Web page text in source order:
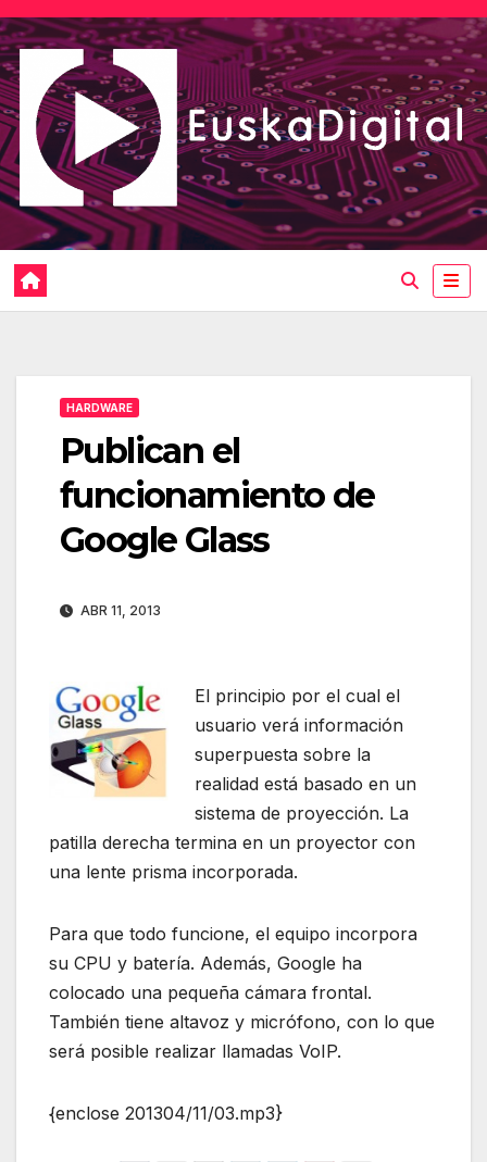
Saltar
al
contenido
HARDWARE
Publican el
funcionamiento de
Google Glass
ABR 11, 2013
El principio por el cual el
usuario verá información
superpuesta sobre la
realidad está basado en un
sistema de proyección. La
patilla derecha termina en un proyector con
una lente prisma incorporada.
Para que todo funcione, el equipo incorpora
su CPU y batería. Además, Google ha
colocado una pequeña cámara frontal.
También tiene altavoz y micrófono, con lo que
será posible realizar llamadas VoIP.
{enclose 201304/11/03.mp3}